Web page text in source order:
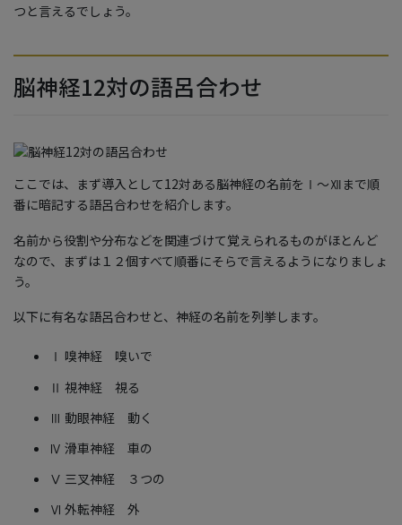
つと言えるでしょう。
脳神経12対の語呂合わせ
ここでは、まず導入として12対ある脳神経の名前をⅠ〜Ⅻまで順
番に暗記する語呂合わせを紹介します。
名前から役割や分布などを関連づけて覚えられるものがほとんど
なので、まずは１２個すべて順番にそらで言えるようになりましょ
う。
以下に有名な語呂合わせと、神経の名前を列挙します。
Ⅰ 嗅神経 嗅いで
Ⅱ 視神経 視る
Ⅲ 動眼神経 動く
Ⅳ 滑車神経 車の
Ⅴ 三叉神経 ３つの
Ⅵ 外転神経 外